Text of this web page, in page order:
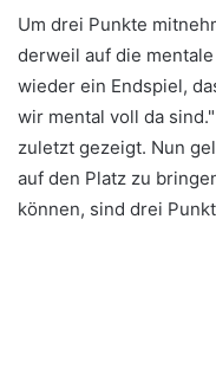
Um drei Punkte
derweil auf die
wieder ein Endspiel,
wir mental voll da
zuletzt gezeigt. Nun
auf den Platz zu
können, sind drei